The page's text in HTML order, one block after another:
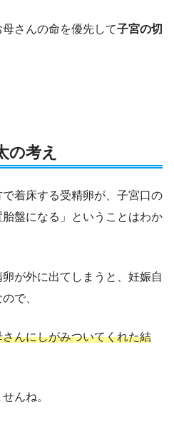
さんの命を優先して子宮の切
の考え
着床する受精卵が、子宮口の
盤になる」ということはわか
が外に出てしまうと、妊娠自
で、
んにしがみついてくれた結
んね。